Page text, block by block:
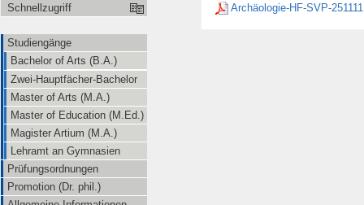
Schnellzugriff
Studiengänge
Bachelor of Arts (B.A.)
Zwei-Hauptfächer-Bachelor
Master of Arts (M.A.)
Master of Education (M.Ed.)
Magister Artium (M.A.)
Lehramt an Gymnasien
Prüfungsordnungen
Promotion (Dr. phil.)
Archäologie-HF-SVP-